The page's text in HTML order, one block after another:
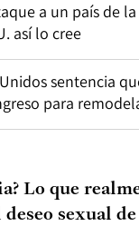
a un país de la
así lo cree
sentencia
para
Lo que
sexual